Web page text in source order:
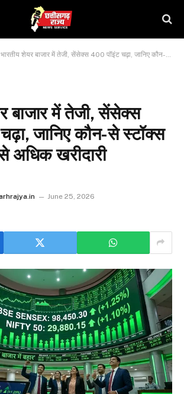
भारतीय शेयर बाजार में तेजी, सेंसेक्स 400 पॉइंट चढ़ा, जानिए कौन-से स्टॉक्स में दिखी सबसे अधिक खरीदारी
बाजार में तेजी, सेंसेक्स
जानिए कौन-से स्टॉक्स
अधिक खरीदारी
June 25, 2026